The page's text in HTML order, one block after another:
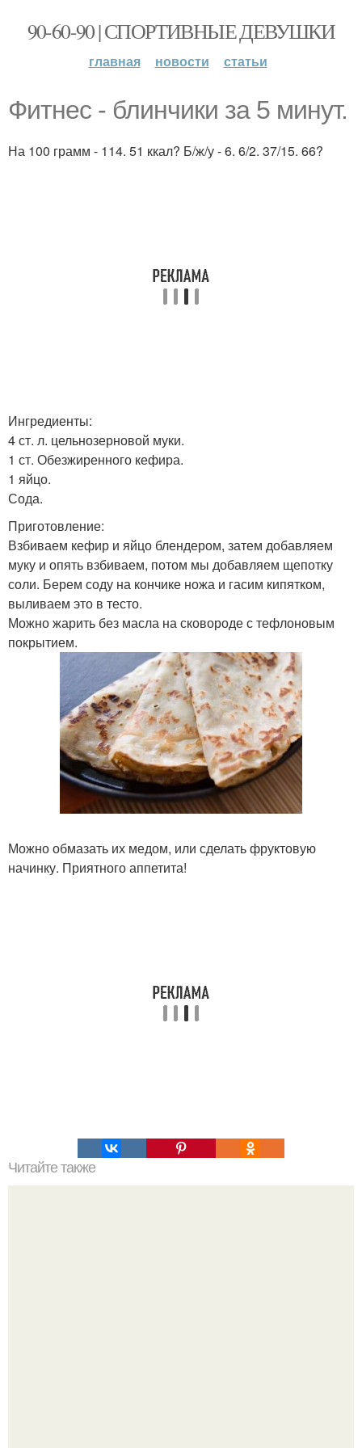
90-60-90 | СПОРТИВНЫЕ ДЕВУШКИ
главная новости статьи
Фитнес - блинчики за 5 минут.
На 100 грамм - 114. 51 ккал? Б/ж/у - 6. 6/2. 37/15. 66?
Ингредиенты:
4 ст. л. цельнозерновой муки.
1 ст. Обезжиренного кефира.
1 яйцо.
Сода.
Приготовление:
Взбиваем кефир и яйцо блендером, затем добавляем
муку и опять взбиваем, потом мы добавляем щепотку
соли. Берем соду на кончике ножа и гасим кипятком,
выливаем это в тесто.
Можно жарить без масла на сковороде с тефлоновым
покрытием.
Можно обмазать их медом, или сделать фруктовую
начинку. Приятного аппетита!
Читайте также